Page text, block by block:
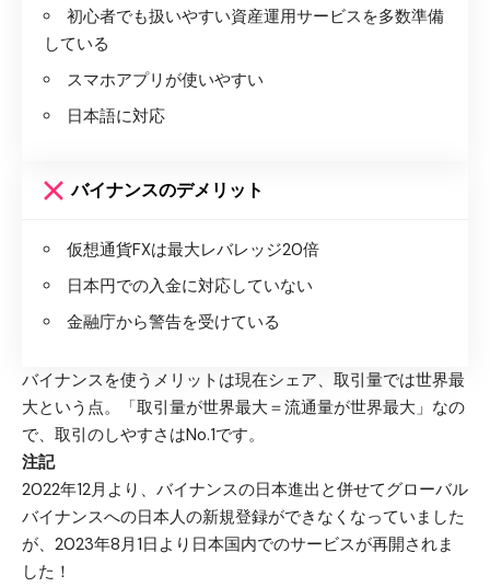
初心者でも扱いやすい資産運用サービスを多数準備
している
スマホアプリが使いやすい
日本語に対応
バイナンスのデメリット
仮想通貨FXは最大レバレッジ20倍
日本円での入金に対応していない
金融庁から警告を受けている
バイナンスを使うメリットは現在シェア、取引量では世界最
大という点。「取引量が世界最大＝流通量が世界最大」なの
で、取引のしやすさはNo.1です。
注記
2022年12月より、バイナンスの日本進出と併せてグローバル
バイナンスへの日本人の新規登録ができなくなっていました
が、2023年8月1日より日本国内でのサービスが再開されま
した！